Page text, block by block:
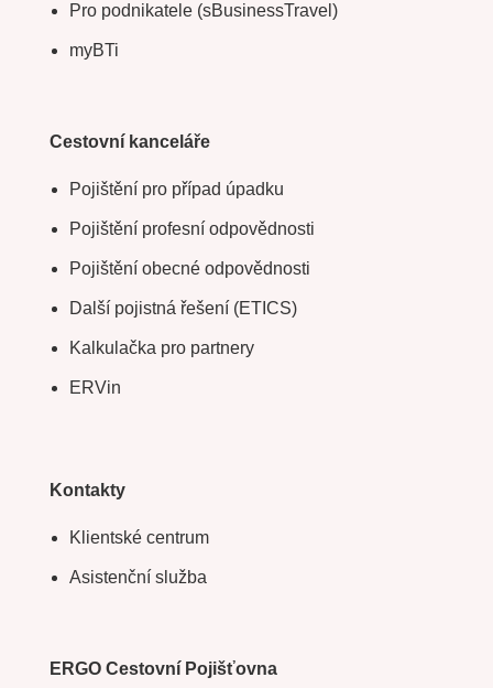
Pro podnikatele (sBusinessTravel)
myBTi
Cestovní kanceláře
Pojištění pro případ úpadku
Pojištění profesní odpovědnosti
Pojištění obecné odpovědnosti
Další pojistná řešení (ETICS)
Kalkulačka pro partnery
ERVin
Kontakty
Klientské centrum
Asistenční služba
ERGO Cestovní Pojišťovna